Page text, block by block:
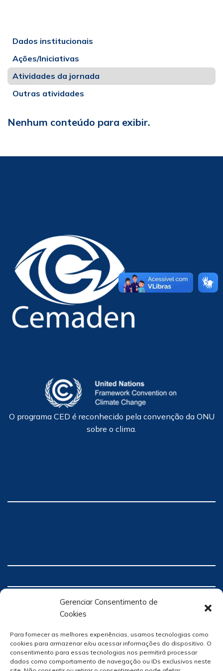
Gerenciar Consentimento de
Cookies
Para fornecer as melhores experiências, usamos tecnologias como
cookies para armazenar e/ou acessar informações do dispositivo. O
consentimento para essas tecnologias nos permitirá processar
dados como comportamento de navegação ou IDs exclusivos neste
Dados institucionais
Ações/Iniciativas
Atividades da jornada
Outras atividades
Nenhum conteúdo para exibir.
O programa CED é reconhecido pela convenção da ONU
sobre o clima.